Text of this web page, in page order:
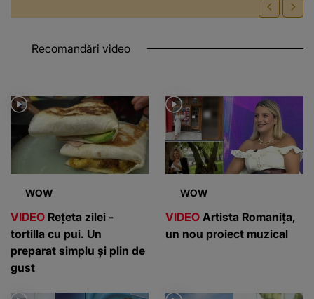
Recomandări video
WOW
VIDEO Rețeta zilei -
tortilla cu pui. Un
preparat simplu și plin de
gust
WOW
VIDEO Artista Romanița,
un nou proiect muzical